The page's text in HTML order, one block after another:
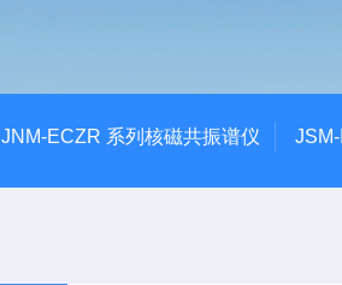
JNM-ECZR 系列核磁共振谱仪